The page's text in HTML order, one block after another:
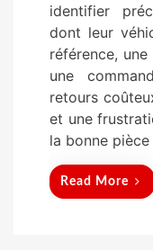
identifier
dont leur
référence,
une
retours
et une
la bonne
Read More